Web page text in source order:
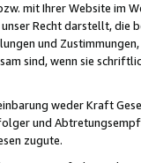
mit Ihrer Website im
Recht darstellt, die
und
sind, wenn sie
weder Kraft
und
zugute.